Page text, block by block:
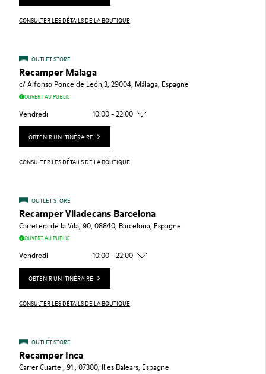
CONSULTER LES DÉTAILS DE LA BOUTIQUE
OUTLET STORE
Recamper Malaga
c/ Alfonso Ponce de León,3, 29004, Málaga, Espagne
OUVERT AU PUBLIC
Vendredi 10:00 - 22:00
OBTENIR UN ITINÉRAIRE
CONSULTER LES DÉTAILS DE LA BOUTIQUE
OUTLET STORE
Recamper Viladecans Barcelona
Carretera de la Vila, 90, 08840, Barcelona, Espagne
OUVERT AU PUBLIC
Vendredi 10:00 - 22:00
OBTENIR UN ITINÉRAIRE
CONSULTER LES DÉTAILS DE LA BOUTIQUE
OUTLET STORE
Recamper Inca
Carrer Cuartel, 91 , 07300, Illes Balears, Espagne